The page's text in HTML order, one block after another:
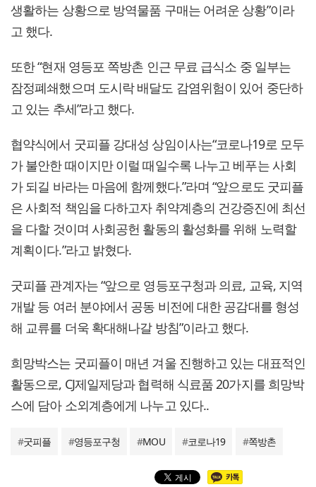
생활하는 상황으로 방역물품 구매는 어려운 상황”이라
고 했다.
또한 “현재 영등포 쪽방촌 인근 무료 급식소 중 일부는
잠정폐쇄했으며 도시락 배달도 감염위험이 있어 중단하
고 있는 추세”라고 했다.
협약식에서 굿피플 강대성 상임이사는“코로나19로 모두
가 불안한 때이지만 이럴 때일수록 나누고 베푸는 사회
가 되길 바라는 마음에 함께했다.”라며 “앞으로도 굿피플
은 사회적 책임을 다하고자 취약계층의 건강증진에 최선
을 다할 것이며 사회공헌 활동의 활성화를 위해 노력할
계획이다.”라고 밝혔다.
굿피플 관계자는 “앞으로 영등포구청과 의료, 교육, 지역
개발 등 여러 분야에서 공동 비전에 대한 공감대를 형성
해 교류를 더욱 확대해나갈 방침”이라고 했다.
희망박스는 굿피플이 매년 겨울 진행하고 있는 대표적인
활동으로, CJ제일제당과 협력해 식료품 20가지를 희망박
스에 담아 소외계층에게 나누고 있다..
#굿피플 #영등포구청 #MOU #코로나19 #쪽방촌